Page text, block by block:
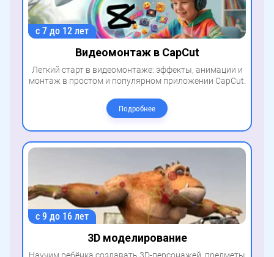
с 7 до 12 лет
Видеомонтаж в CapCut
Легкий старт в видеомонтаже: эффекты, анимации и
монтаж в простом и популярном приложении CapCut.
Подробнее
с 9 до 16 лет
3D моделирование